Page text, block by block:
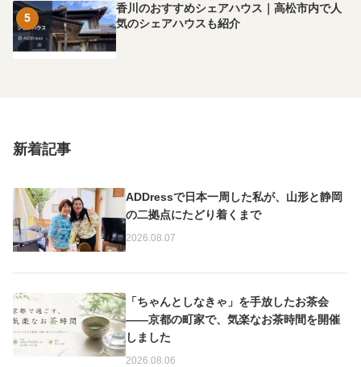
5
香川のおすすめシェアハウス｜高松市内で人
気のシェアハウスも紹介
新着記事
ADDressで日本一周した私が、山形と静岡
の二拠点にたどり着くまで
2026.08.07
「ちゃんとしなきゃ」を手放したお茶会
——京都の町家で、気楽なお茶時間を開催
しました
2026.08.06